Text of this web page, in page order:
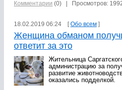
Комментарии (0) | Просмотров:
18.02.2019 06:24 [Обо всем ]
Женщина обманом
ответит за это
Жительница
администрацию за
развитие
оказались подделкой.